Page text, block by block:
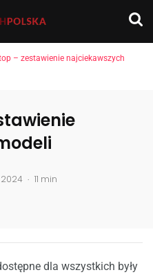
– zestawienie najciekawszych
. 11 min
dla wszystkich były